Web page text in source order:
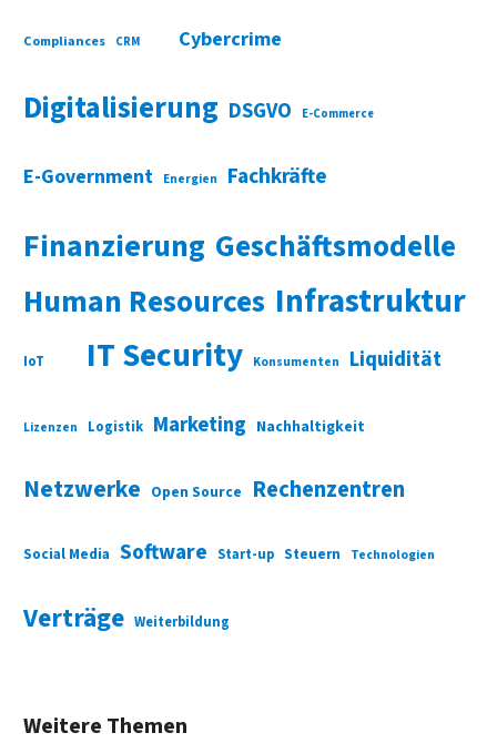
Compliances CRM Cybercrime
Digitalisierung DSGVO E-Commerce
E-Government Energien Fachkräfte
Finanzierung Geschäftsmodelle
Human Resources Infrastruktur
IoT IT Security Konsumenten Liquidität
Lizenzen Logistik Marketing Nachhaltigkeit
Netzwerke Open Source Rechenzentren
Social Media Software Start-up Steuern Technologien
Verträge Weiterbildung
Weitere Themen